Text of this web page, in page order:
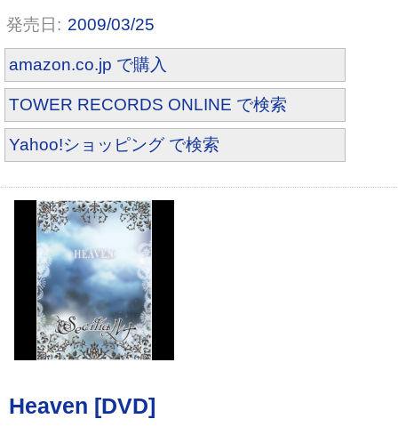
2009/03/25
amazon.co.jp で購入
TOWER RECORDS ONLINE で検索
Yahoo!ショッピング で検索
BLESS(初回限定盤:CD+DVD)